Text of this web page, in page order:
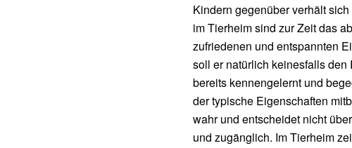
Kindern gegenüber verhält
im Tierheim sind zur Zeit das
zufriedenen und entspannten
soll er natürlich keinesfalls
bereits kennengelernt und
der typische Eigenschaften
wahr und entscheidet nicht
und zugänglich. Im Tierheim